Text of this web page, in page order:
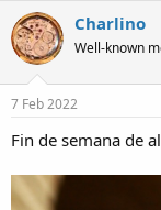
Charlino
Well-known
7 Feb 2022
Fin de semana de